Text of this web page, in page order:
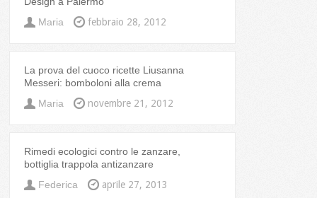
Maria
febbraio 28, 2012
La prova del cuoco ricette Liusanna
Messeri: bomboloni alla crema
Maria
novembre 21, 2012
Rimedi ecologici contro le zanzare,
bottiglia trappola antizanzare
Federica
aprile 27, 2013